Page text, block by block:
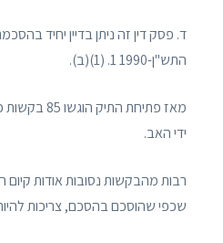
ד. פסק דין זה ניתן בדיין יחיד
התש"ן-1990 1. (1)(ב).
מאז פתיחת
ידי האב.
רבות מהבקשות נסובות אודות קיום
שכפי שהוסכם בהסכם, צריכות להיות